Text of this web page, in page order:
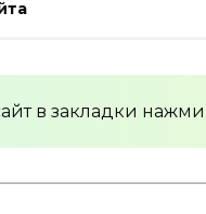
в закладки нажми